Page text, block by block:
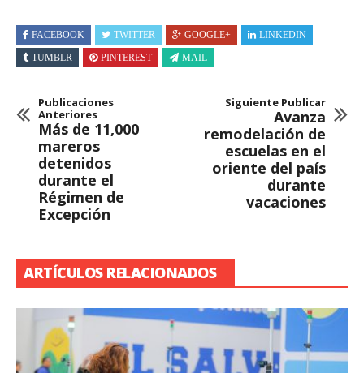
FACEBOOK TWITTER GOOGLE+
LINKEDIN
TUMBLR
PINTEREST MAIL
Publicaciones
Anteriores
Más de 11,000
mareros
detenidos
durante el
Régimen de
Excepción
Siguiente Publicar
Avanza
remodelación de
escuelas en el
oriente del país
durante
vacaciones
ARTÍCULOS RELACIONADOS